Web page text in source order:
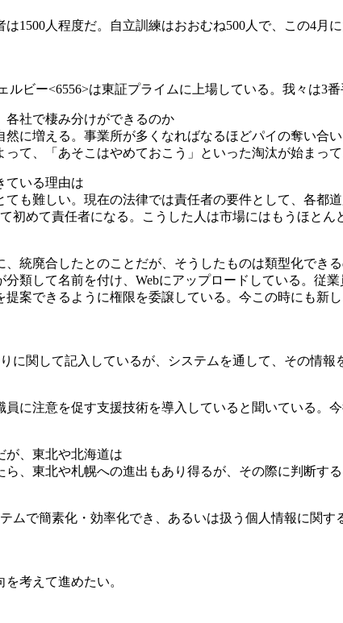
1500人程度だ。自立訓練はおおむね500人で、この4月
ビー<6556>は東証プライムに上場している。我々は3番
社で棲み分けができるのか
に増える。事業所が多くなればなるほどパイの奪い合
て、「あそこはやめておこう」といった淘汰が始まって
ている理由は
も難しい。現在の法律では責任者の要件として、各都
初めて責任者になる。こうした人は市場にはもうほと
統廃合したとのことだが、そうしたものは類型化でき
類して名前を付け、Webにアップロードしている。従
案できるように権限を委譲している。今この時にも新
に関して記入しているが、システムを通して、その情
に注意を促す支援技術を導入していると聞いている。
、東北や北海道は
、東北や札幌への進出もあり得るが、その際に判断する
ムで簡素化・効率化でき、あるいは扱う個人情報に関
考えて進めたい。